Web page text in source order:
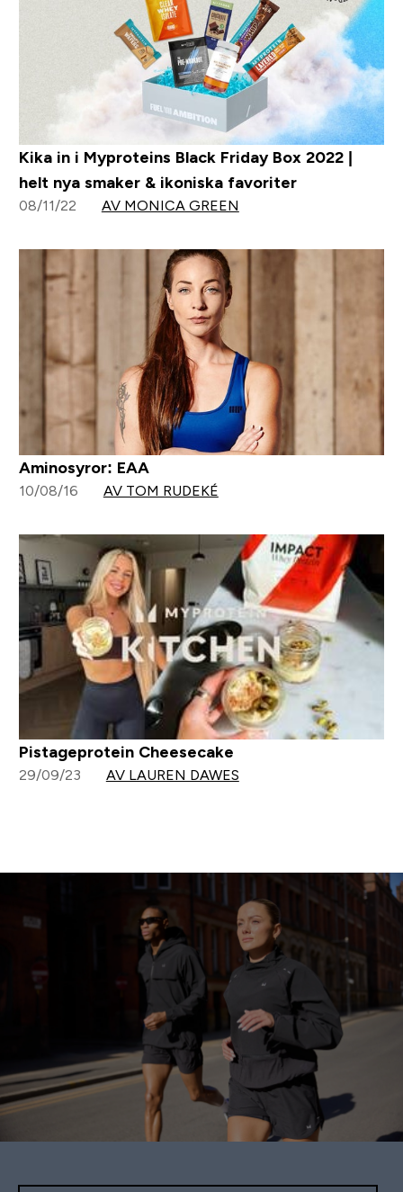
Kika in i Myproteins Black Friday Box 2022 |
helt nya smaker & ikoniska favoriter
08/11/22 AV MONICA GREEN
Aminosyror: EAA
10/08/16 AV TOM RUDEKÉ
Pistageprotein Cheesecake
29/09/23 AV LAUREN DAWES